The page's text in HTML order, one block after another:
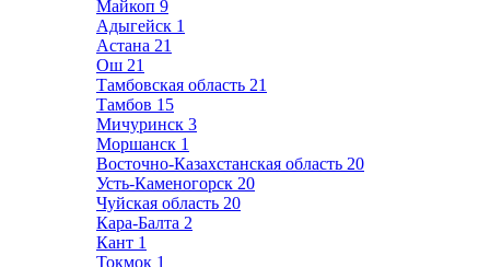
Майкоп 9
Адыгейск 1
Астана 21
Ош 21
Тамбовская область 21
Тамбов 15
Мичуринск 3
Моршанск 1
Восточно-Казахстанская область 20
Усть-Каменогорск 20
Чуйская область 20
Кара-Балта 2
Кант 1
Токмок 1